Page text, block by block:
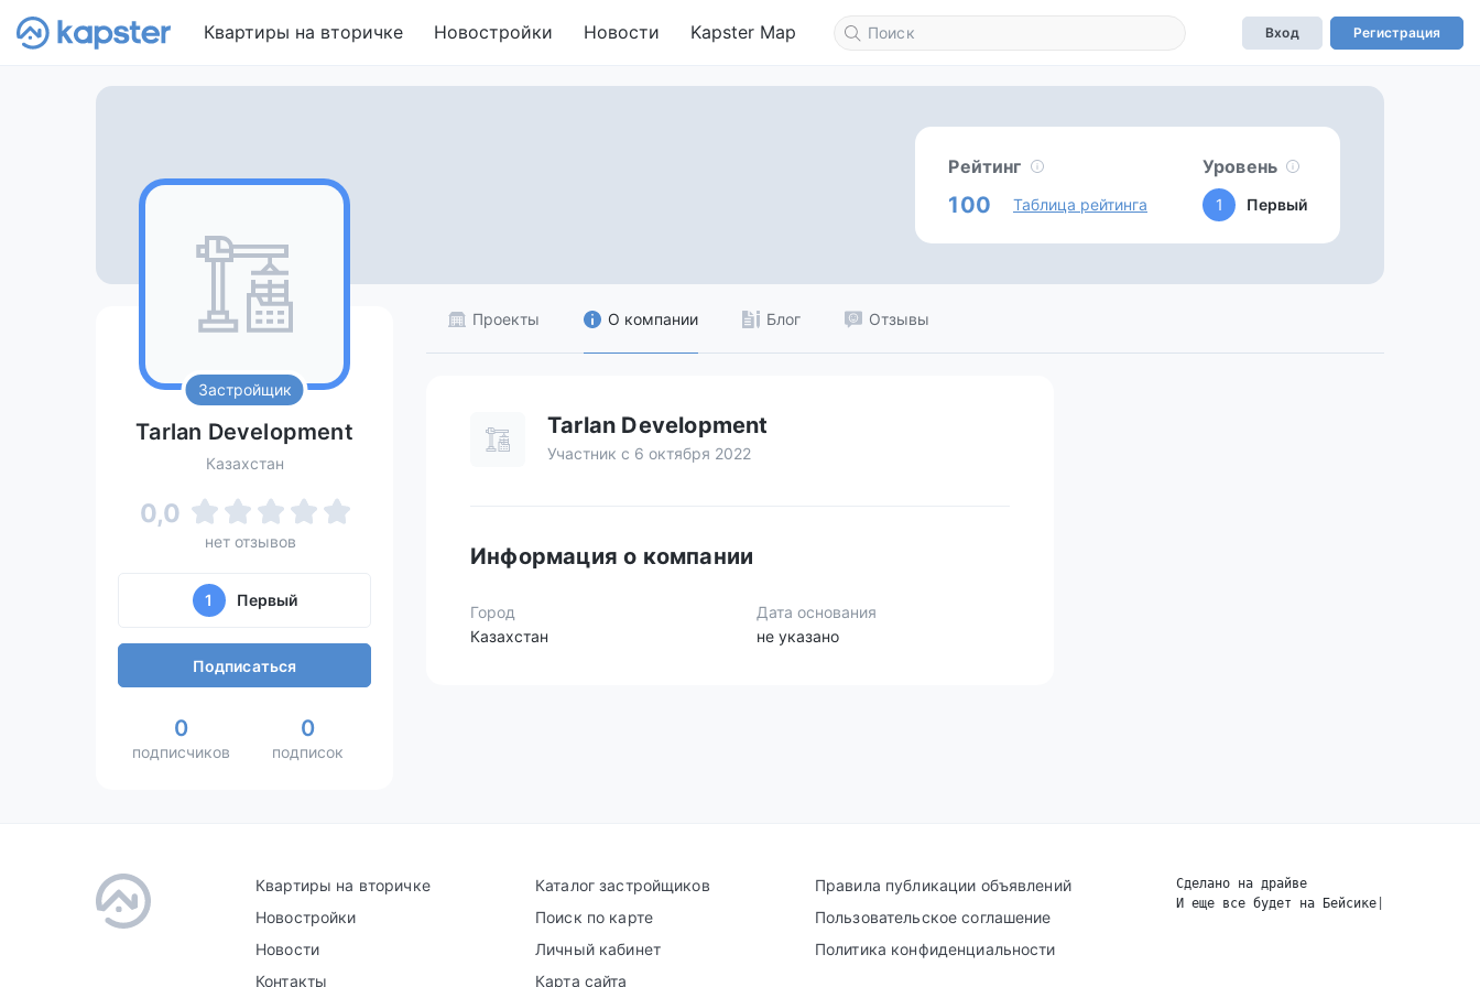
Квартиры на вторичке Новостройки Новости Kapster Map Вход Регистрация
Рейтинг
100 Таблица рейтинга
Уровень
1 Первый
Застройщик
Tarlan Development
Казахстан
0,0
нет отзывов
1 Первый
Подписаться
0
подписчиков
0
подписок
Проекты О компании Блог Отзывы
Tarlan Development
Участник с 6 октября 2022
Информация о компании
Город
Казахстан
Дата основания
не указано
Квартиры на вторичке
Новостройки
Новости
Контакты
Каталог застройщиков
Поиск по карте
Личный кабинет
Карта сайта
Правила публикации объявлений
Пользовательское соглашение
Политика конфиденциальности
Сделано на драйве
И еще все будет на Бейсике